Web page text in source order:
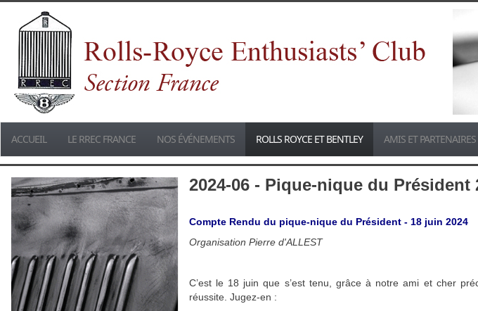
ACCUEIL LE RREC FRANCE NOS ÉVÉNEMENTS ROLLS ROYCE ET BENTLEY AMIS ET PARTENAIRES
2024-06 - Pique-nique du Président
Compte Rendu du pique-nique du Président - 18 juin 2024
Organisation Pierre d'ALLEST
C’est le 18 juin que s’est tenu, grâce à notre ami et cher
réussite. Jugez-en :